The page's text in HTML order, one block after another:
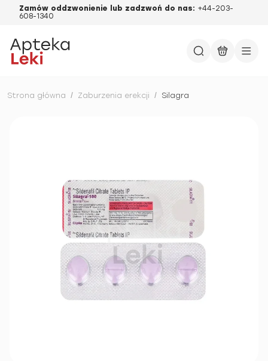
Zamów oddzwonienie lub zadzwoń do nas: +44-203-
608-1340
Strona główna / Zaburzenia erekcji / Silagra